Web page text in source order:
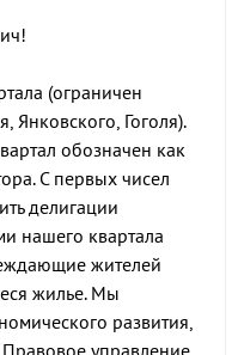
(ограничен
Янковского, Гоголя).
обозначен как
С первых чисел
делигации
нашего квартала
жителей
жилье. Мы
развития,
управление